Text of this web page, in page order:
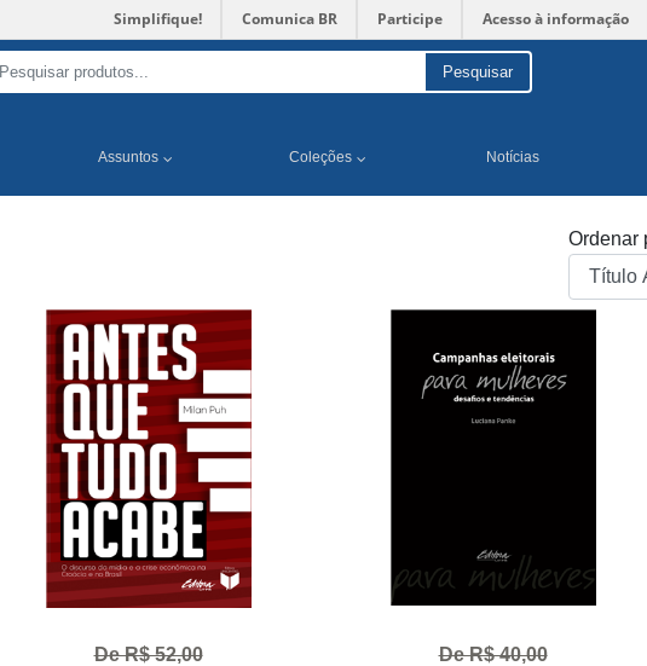
Simplifique! Comunica BR Participe Acesso à informação
Pesquisar
Assuntos Coleções Notícias
Ordenar
De R$ 52,00 De R$ 40,00